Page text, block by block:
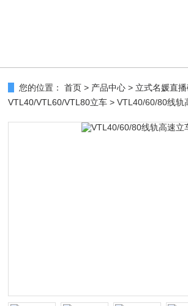
您的位置： 首页 > 产品中心 > 立式名媛直
VTL40/VTL60/VTL80立车 > VTL40/60/80线轨